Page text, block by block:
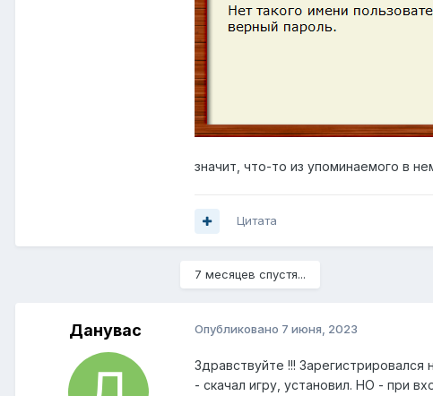
значит, что-то из упоминаемого в
Цитата
7 месяцев спустя...
Данувас Опубликовано 7 июня, 2023
Здравствуйте !!!
- скачал игру, установил. НО - при